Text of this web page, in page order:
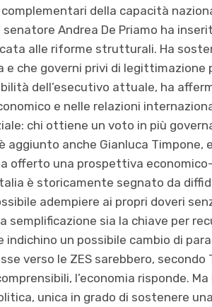
della capacità
Andrea De Priamo ha
alle riforme strutturali. Ha
e che governi privi di
dell’esecutivo attuale, ha
e nelle relazioni
chi ottiene un voto in più
aggiunto anche Gianluca
offerto una prospettiva
è storicamente segnato da
adempiere ai propri doveri
semplificazione sia la chiave per
indichino un possibile cambio di
verso le ZES sarebbero,
l’economia risponde.
unica in grado di sostenere